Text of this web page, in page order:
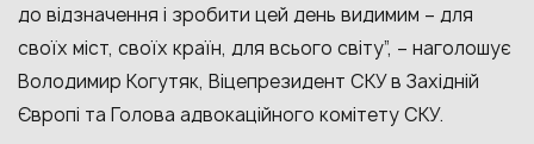
до відзначення і зробити цей день видимим – для
своїх міст, своїх країн, для всього світу”, – наголошує
Володимир Когутяк, Віцепрезидент СКУ в Західній
Європі та Голова адвокаційного комітету СКУ.